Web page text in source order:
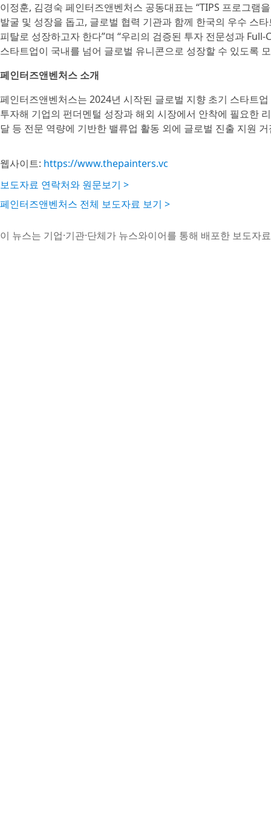
이정훈, 김경숙 페인터즈앤벤처스 공동대표는 “TIPS 프로그
발굴 및 성장을 돕고, 글로벌 협력 기관과 함께 한국의 우수 스
피탈로 성장하고자 한다”며 “우리의 검증된 투자 전문성과
스타트업이 국내를 넘어 글로벌 유니콘으로 성장할 수 있도록
페인터즈앤벤처스 소개
페인터즈앤벤처스는 2024년 시작된 글로벌 지향 초기 스타트
투자해 기업의 펀더멘털 성장과 해외 시장에서 안착에 필요한
달 등 전문 역량에 기반한 밸류업 활동 외에 글로벌 진출 지원
웹사이트: https://www.thepainters.vc
보도자료 연락처와 원문보기 >
페인터즈앤벤처스 전체 보도자료 보기 >
이 뉴스는 기업·기관·단체가 뉴스와이어를 통해 배포한 보도자